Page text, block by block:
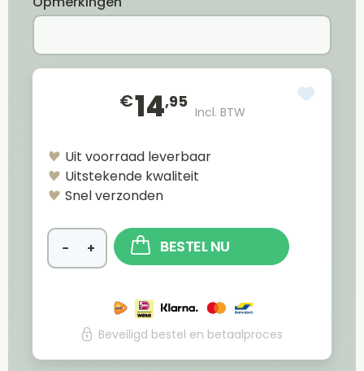
€14,95
Incl. BTW
Uit voorraad leverbaar
Uitstekende kwaliteit
Snel verzonden
− + BESTEL NU
Beveiligd bestel en betaalproces